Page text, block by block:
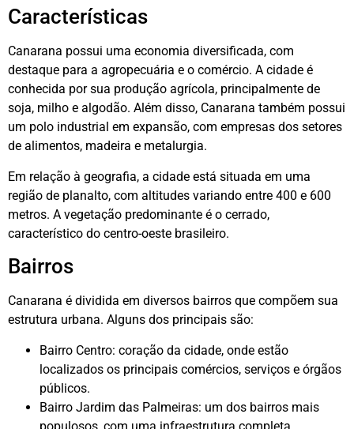
Características
Canarana possui uma economia diversificada, com
destaque para a agropecuária e o comércio. A cidade é
conhecida por sua produção agrícola, principalmente de
soja, milho e algodão. Além disso, Canarana também possui
um polo industrial em expansão, com empresas dos setores
de alimentos, madeira e metalurgia.
Em relação à geografia, a cidade está situada em uma
região de planalto, com altitudes variando entre 400 e 600
metros. A vegetação predominante é o cerrado,
característico do centro-oeste brasileiro.
Bairros
Canarana é dividida em diversos bairros que compõem sua
estrutura urbana. Alguns dos principais são:
Bairro Centro: coração da cidade, onde estão
localizados os principais comércios, serviços e órgãos
públicos.
Bairro Jardim das Palmeiras: um dos bairros mais
populosos, com uma infraestrutura completa,